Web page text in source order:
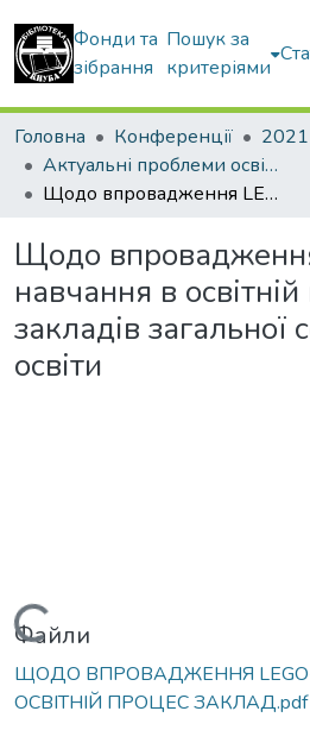
Фонди та
зібрання
Пошук за
критеріями
Головна Конференції
2021
Актуальні проблеми освітнього процесу в контексті європейського вибору України: матеріали ІV Всеукраїнського круглого столу з міжнародною участю (17 листопада 2021 року)
Щодо впровадження LEGO-навчання в освітній процес закладів загальної середньої освіти
Щодо
навчання в
закладів загальної
освіти
Вантажиться...
Файли
ЩОДО ВПРОВАДЖЕННЯ
ОСВІТНІЙ ПРОЦЕС ЗАКЛАД.pdf